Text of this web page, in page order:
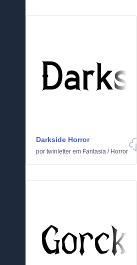
Darkside Horror
por twinletter em Fantasia / Horror